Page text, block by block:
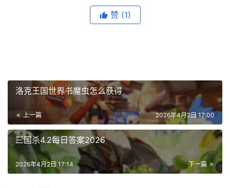
赞 (1)
洛克王国世界书魔虫怎么获得
上一篇 2026年4月2日 17:00
三国杀4.2每日答案2026
下一篇
2026年4月2日 17:14